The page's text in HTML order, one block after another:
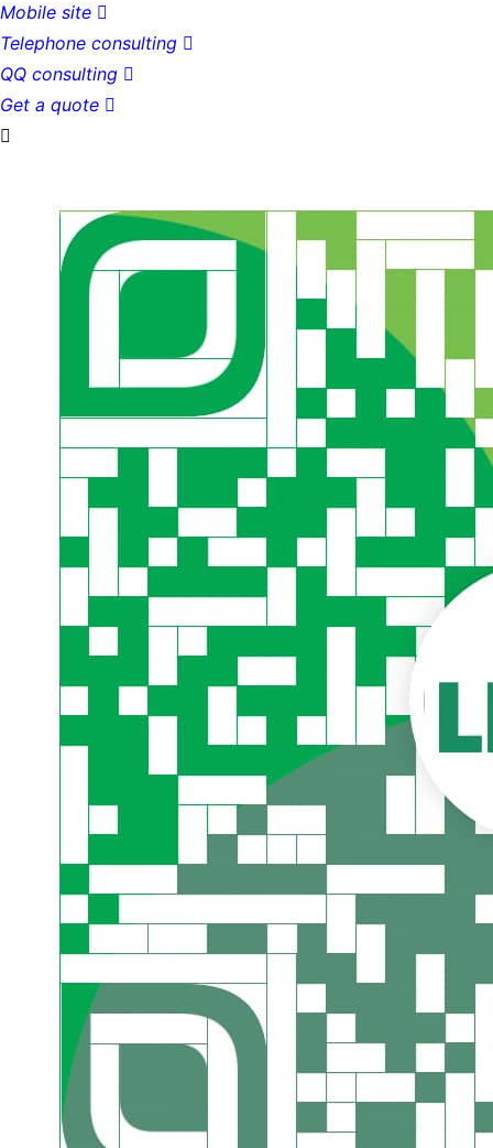
Mobile site 
Telephone consulting 
QQ consulting 
Get a quote 
